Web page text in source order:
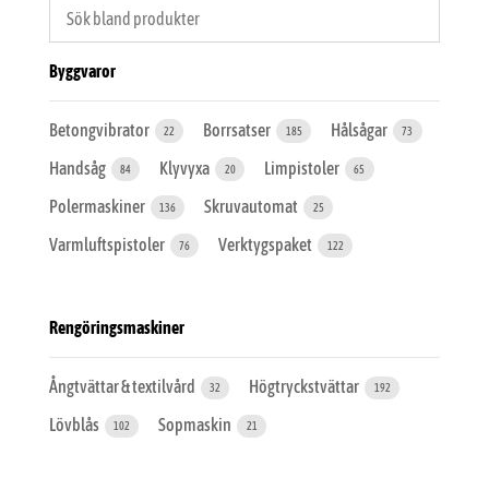
Byggvaror
Betongvibrator 22 Borrsatser 185 Hålsågar 73
Handsåg 84 Klyvyxa 20 Limpistoler 65
Polermaskiner 136 Skruvautomat 25
Varmluftspistoler 76 Verktygspaket 122
Rengöringsmaskiner
Ångtvättar & textilvård 32 Högtryckstvättar 192
Lövblås 102 Sopmaskin 21